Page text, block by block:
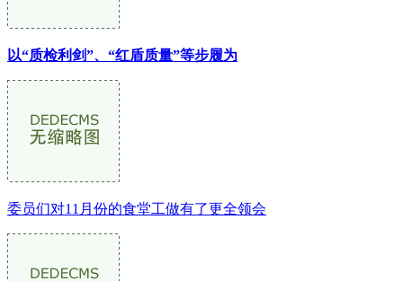
以“质检利剑”、“红盾质量”等步履为
委员们对11月份的食堂工做有了更全领会